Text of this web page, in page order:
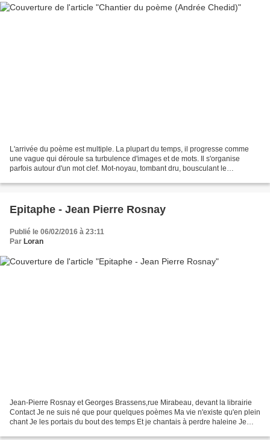
L'arrivée du poème est multiple. La plupart du temps, il progresse comme
une vague qui déroule sa turbulence d'images et de mots. Il s'organise
parfois autour d'un mot clef. Mot-noyau, tombant dru, bousculant le
Epitaphe - Jean Pierre Rosnay
Publié le 06/02/2016 à 23:11
Par Loran
Jean-Pierre Rosnay et Georges Brassens,rue Mirabeau, devant la librairie
Contact Je ne suis né que pour quelques poèmes Ma vie n'existe qu'en plein
chant Je les portais du bout des temps Et je chantais à perdre haleine Je